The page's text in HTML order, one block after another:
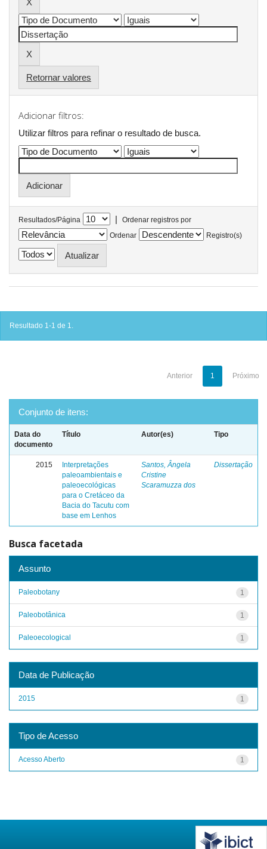
Retornar valores
Adicionar filtros:
Utilizar filtros para refinar o resultado de busca.
Resultados/Página |
Ordenar registros por
Ordenar
Registro(s)
Resultado 1-1 de 1.
Anterior 1 Próximo
Conjunto de itens:
Data do
documento
Título Autor(es) Tipo
2015
Interpretações
paleoambientais e
paleoecológicas
para o Cretáceo da
Bacia do Tacutu com
base em Lenhos
Santos, Ângela
Cristine
Scaramuzza dos
Dissertação
Busca facetada
Assunto
1
Paleobotany
1
Paleobotânica
1
Paleoecological
Data de Publicação
1
2015
Tipo de Acesso
1
Acesso Aberto